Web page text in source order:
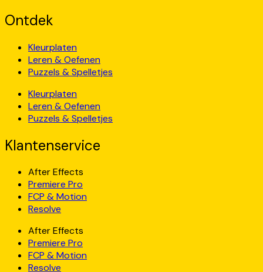
Ontdek
Kleurplaten
Leren & Oefenen
Puzzels & Spelletjes
Kleurplaten
Leren & Oefenen
Puzzels & Spelletjes
Klantenservice
After Effects
Premiere Pro
FCP & Motion
Resolve
After Effects
Premiere Pro
FCP & Motion
Resolve